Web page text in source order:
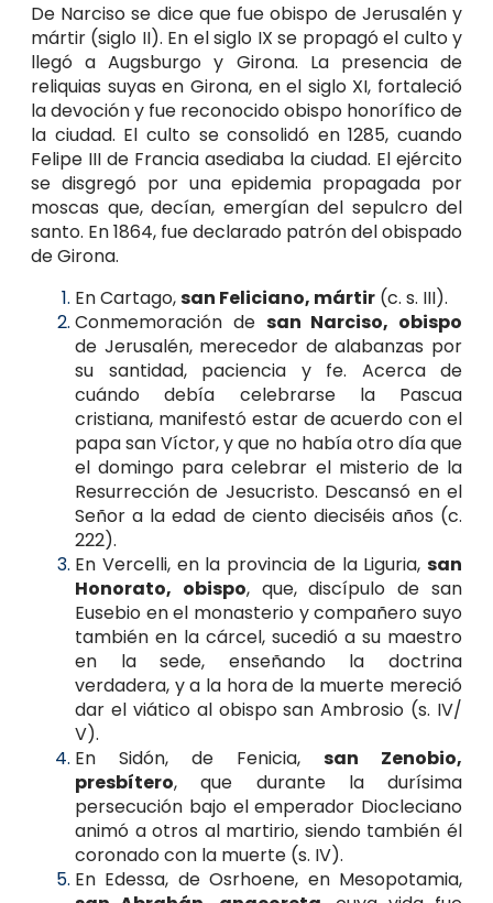
De Narciso se dice que fue obispo de Jerusalén y
mártir (siglo II). En el siglo IX se propagó el culto y
llegó a Augsburgo y Girona. La presencia de
reliquias suyas en Girona, en el siglo XI, fortaleció
la devoción y fue reconocido obispo honorífico de
la ciudad. El culto se consolidó en 1285, cuando
Felipe III de Francia asediaba la ciudad. El ejército
se disgregó por una epidemia propagada por
moscas que, decían, emergían del sepulcro del
santo. En 1864, fue declarado patrón del obispado
de Girona.
En Cartago,san Feliciano, mártir (c. s. III).
Conmemoración de san Narciso, obispo
de Jerusalén, merecedor de alabanzas por
su santidad, paciencia y fe. Acerca de
cuándo debía celebrarse la Pascua
cristiana, manifestó estar de acuerdo con el
papa san Víctor, y que no había otro día que
el domingo para celebrar el misterio de la
Resurrección de Jesucristo. Descansó en el
Señor a la edad de ciento dieciséis años (c.
222).
En Vercelli, en la provincia de la Liguria, san
Honorato, obispo, que, discípulo de san
Eusebio en el monasterio y compañero suyo
también en la cárcel, sucedió a su maestro
en la sede, enseñando la doctrina
verdadera, y a la hora de la muerte mereció
dar el viático al obispo san Ambrosio (s. IV/
V).
En Sidón, de Fenicia, san Zenobio,
presbítero, que durante la durísima
persecución bajo el emperador Diocleciano
animó a otros al martirio, siendo también él
coronado con la muerte (s. IV).
En Edessa, de Osrhoene, en Mesopotamia,